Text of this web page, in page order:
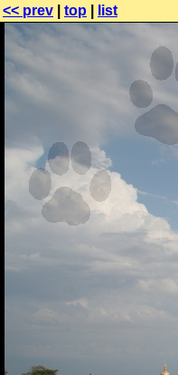
<< prev top list